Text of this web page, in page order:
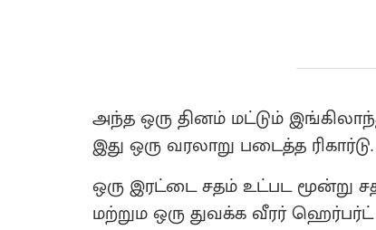
அந்த ஒரு தினம் மட்டும்
இது ஒரு வரலாறு படைத்த ரிகார்டு.
ஒரு இரட்டை சதம் உட்பட மூன்று
மற்றும ஒரு துவக்க வீரர் ஹெர்பர்ட்